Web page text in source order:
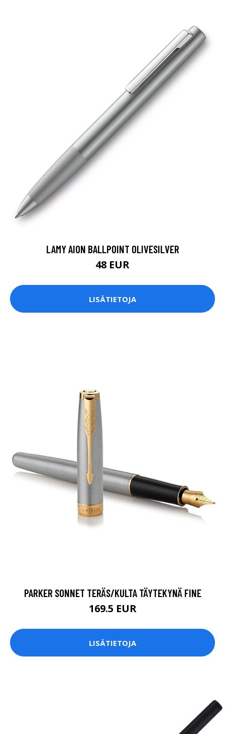
LAMY AION BALLPOINT OLIVESILVER
48 EUR
LISÄTIETOJA
PARKER SONNET TERÄS/KULTA TÄYTEKYNÄ FINE
169.5 EUR
LISÄTIETOJA